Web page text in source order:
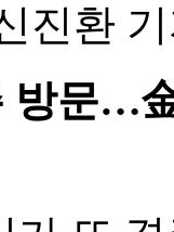
진환
문…